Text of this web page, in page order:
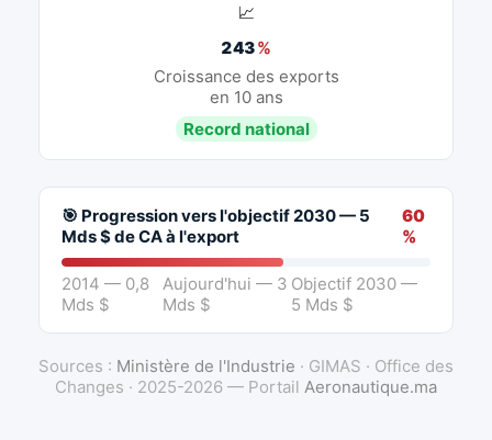
📈
243%
Croissance des exports
en 10 ans
Record national
🎯 Progression vers l'objectif 2030 — 5
Mds $ de CA à l'export
60
%
2014 — 0,8
Mds $
Aujourd'hui — 3
Mds $
Objectif 2030 —
5 Mds $
Sources : Ministère de l'Industrie · GIMAS · Office des
Changes · 2025-2026 — Portail Aeronautique.ma